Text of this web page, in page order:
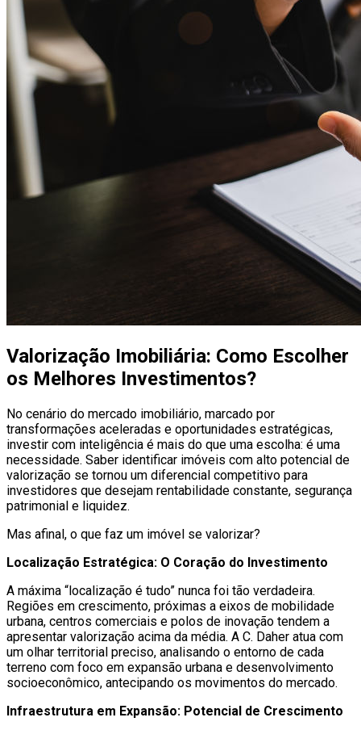
Valorização Imobiliária: Como Escolher
os Melhores Investimentos?
No cenário do mercado imobiliário, marcado por
transformações aceleradas e oportunidades estratégicas,
investir com inteligência é mais do que uma escolha: é uma
necessidade. Saber identificar imóveis com alto potencial de
valorização se tornou um diferencial competitivo para
investidores que desejam rentabilidade constante, segurança
patrimonial e liquidez.
Mas afinal, o que faz um imóvel se valorizar?
Localização Estratégica: O Coração do Investimento
A máxima “localização é tudo” nunca foi tão verdadeira.
Regiões em crescimento, próximas a eixos de mobilidade
urbana, centros comerciais e polos de inovação tendem a
apresentar valorização acima da média. A C. Daher atua com
um olhar territorial preciso, analisando o entorno de cada
terreno com foco em expansão urbana e desenvolvimento
socioeconômico, antecipando os movimentos do mercado.
Infraestrutura em Expansão: Potencial de Crescimento